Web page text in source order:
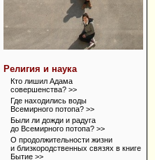
Религия и наука
Кто лишил Адама
совершенства? >>
Где находились воды
Всемирного потопа? >>
Были ли дожди и радуга
до Всемирного потопа? >>
О продолжительности жизни
и близкородственных связях в книге
Бытие >>